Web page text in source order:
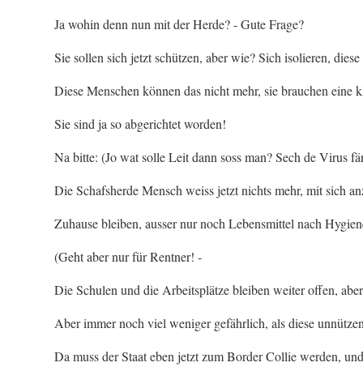
Ja wohin denn nun mit der Herde? - Gute Frage?
Sie sollen sich jetzt schützen, aber wie? Sich isolieren,
Diese Menschen können das nicht mehr, sie brauchen
Sie sind ja so abgerichtet worden!
Na bitte: (Jo wat solle Leit dann soss man? Sech de Virus
Die Schafsherde Mensch weiss jetzt nichts mehr, mit sich
Zuhause bleiben, ausser nur noch Lebensmittel nach
(Geht aber nur für Rentner! -
Die Schulen und die Arbeitsplätze bleiben weiter offen,
Aber immer noch viel weniger gefährlich, als diese
Da muss der Staat eben jetzt zum Border Collie werden,